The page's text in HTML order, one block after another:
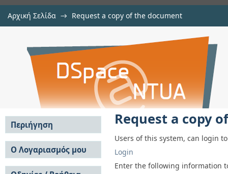
Αρχική Σελίδα → Request a copy of the document
Request a copy of the document
Request a copy
Users of this system, can login
Login
Enter the following information
Περιήγηση
Σε όλο το DSpace
Κοινότητες & Συλλογές
Ανά Ημερομηνία
Ο Λογαριασμός μου
Σύνδεση